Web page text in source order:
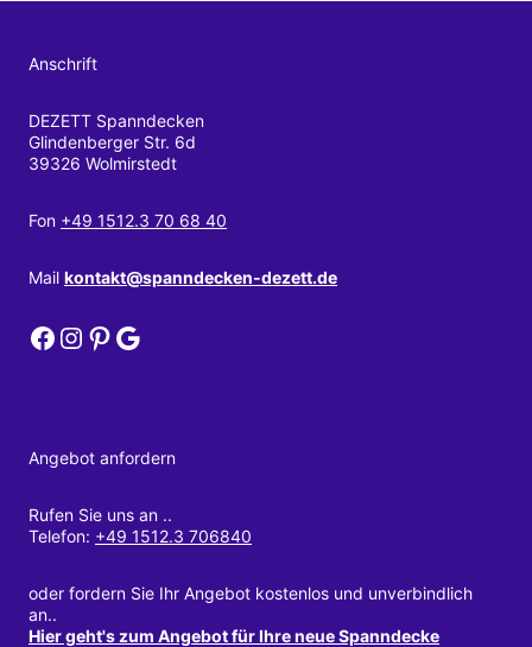
Anschrift
DEZETT Spanndecken
Glindenberger Str. 6d
39326 Wolmirstedt
Fon +49 1512.3 70 68 40
Mail kontakt@spanndecken-dezett.de
DEZETT Spanndecken bei Facebook
DEZETT Spanndecken bei Instagram
DEZETT Spanndecken bei Pinterest
DEZETT Spanndecken bei Google
Angebot anfordern
Rufen Sie uns an ..
Telefon: +49 1512.3 706840
oder fordern Sie Ihr Angebot kostenlos und unverbindlich
an..
Hier geht's zum Angebot für Ihre neue Spanndecke